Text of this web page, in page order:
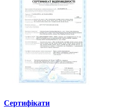
Сертифікати